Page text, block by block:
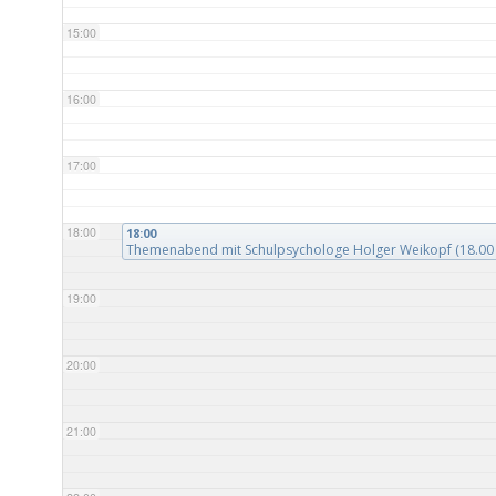
15:00
16:00
17:00
18:00
19:00
20:00
21:00
18:00
Themenabend mit Schulpsychologe Holger Weikopf (18.00